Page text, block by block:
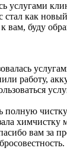
услугами
стал как
вам, буду
работу,
полную
химчистку
вам за